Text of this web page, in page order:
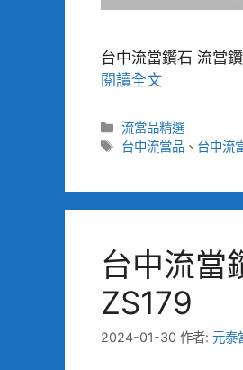
台中流當鑽石 流當
閱讀全文
分
類
流當品精選
標
台中流當品 、 台中流
台中流當
ZS179
2024-01-30 作者: 元泰